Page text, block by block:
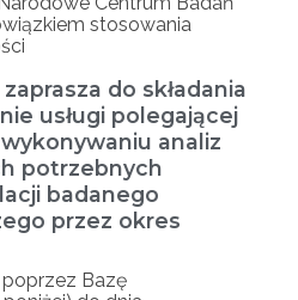
stosowania
do składania
usługi polegającej
analiz
potrzebnych
badanego
przez okres
Bazę